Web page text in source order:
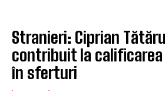
Stranieri: Ciprian
contribuit la calificarea
în sferturi